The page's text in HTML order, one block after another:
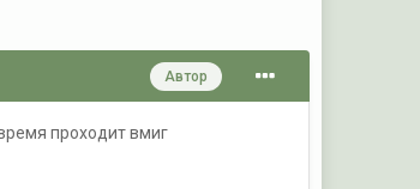
Автор
проходит вмиг